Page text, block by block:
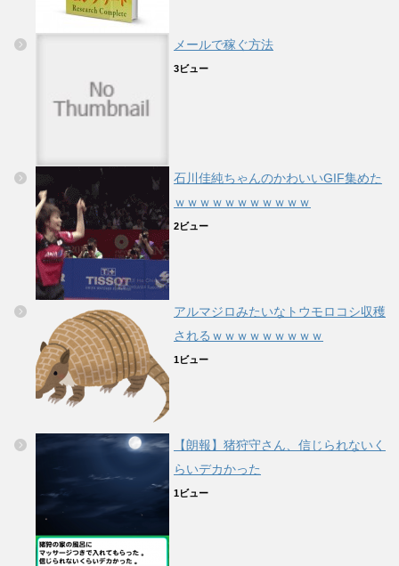
メールで稼ぐ方法
3ビュー
石川佳純ちゃんのかわいいGIF集めた
ｗｗｗｗｗｗｗｗｗｗｗ
2ビュー
アルマジロみたいなトウモロコシ収穫
されるｗｗｗｗｗｗｗｗｗ
1ビュー
【朗報】猪狩守さん、信じられないく
らいデカかった
1ビュー